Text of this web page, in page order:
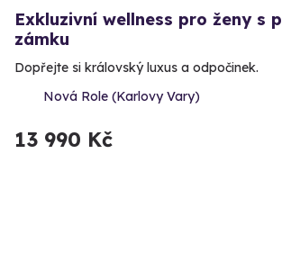
Exkluzivní wellness pro ženy s
zámku
Dopřejte si královský luxus a odpočinek.
Nová Role (Karlovy Vary)
13 990 Kč